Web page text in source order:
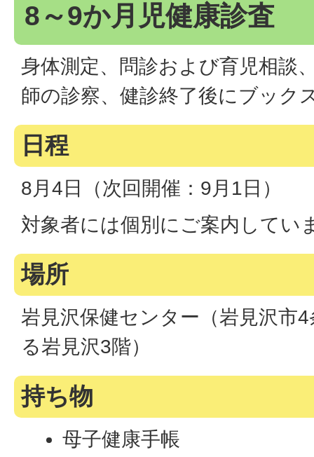
8～9か月児健康診査
身体測定、問診および育児相談
師の診察、健診終了後にブック
日程
8月4日（次回開催：9月1日）
対象者には個別にご案内してい
場所
岩見沢保健センター（岩見沢市
る岩見沢3階）
持ち物
母子健康手帳